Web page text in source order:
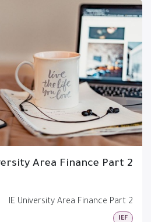
Area Finance Part 2
IE University Area Finance Part 2
IEF